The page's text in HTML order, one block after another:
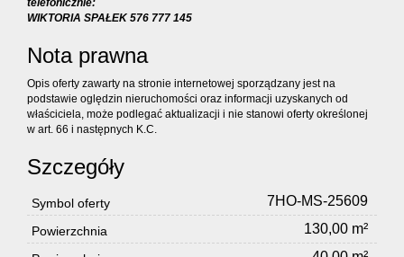
telefonicznie:
WIKTORIA SPAŁEK 576 777 145
Nota prawna
Opis oferty zawarty na stronie internetowej sporządzany jest na
podstawie oględzin nieruchomości oraz informacji uzyskanych od
właściciela, może podlegać aktualizacji i nie stanowi oferty określonej
w art. 66 i następnych K.C.
Szczegóły
Symbol oferty 7HO-MS-25609
Powierzchnia 130,00 m²